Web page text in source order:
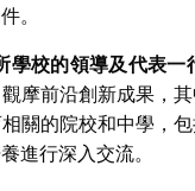
。
學校的領導及代表一
摩前沿創新成果，
關的院校和中學，
進行深入交流。